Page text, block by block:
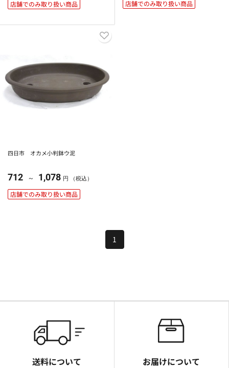
店舗でのみ取り扱い商品 店舗でのみ取り扱い商品
四日市 オカメ小判鉢ウ泥
712 ～ 1,078 円 （税込）
店舗でのみ取り扱い商品
1
送料について お届けについて